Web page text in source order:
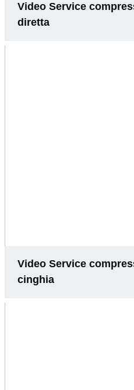
Video Service
diretta
Video Service
cinghia